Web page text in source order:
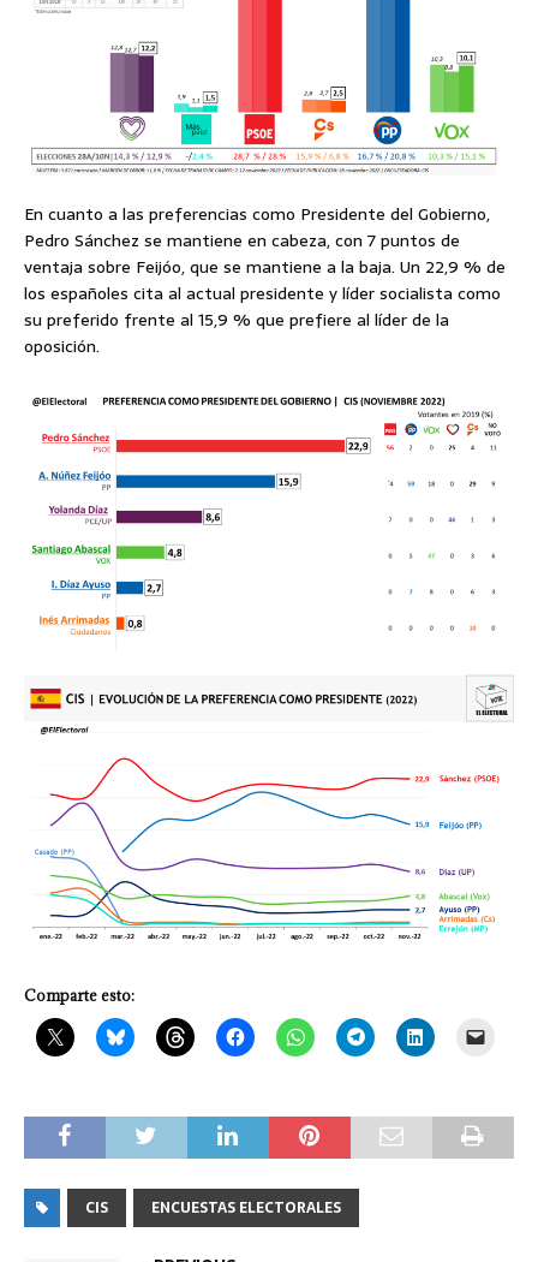
En cuanto a las preferencias como Presidente del Gobierno,
Pedro Sánchez se mantiene en cabeza, con 7 puntos de
ventaja sobre Feijóo, que se mantiene a la baja. Un 22,9 % de
los españoles cita al actual presidente y líder socialista como
su preferido frente al 15,9 % que prefiere al líder de la
oposición.
Comparte esto:
CIS ENCUESTAS ELECTORALES